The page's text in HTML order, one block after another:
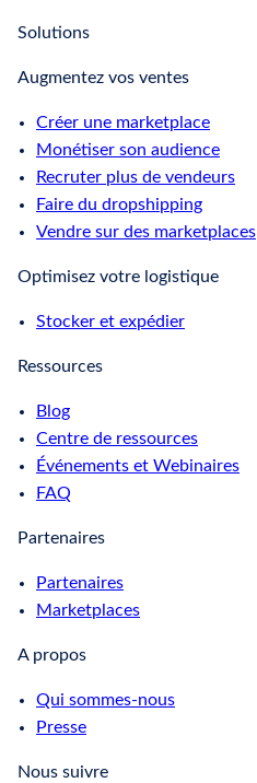
Solutions
Augmentez vos ventes
Créer une marketplace
Monétiser son audience
Recruter plus de vendeurs
Faire du dropshipping
Vendre sur des marketplaces
Optimisez votre logistique
Stocker et expédier
Ressources
Blog
Centre de ressources
Événements et Webinaires
FAQ
Partenaires
Partenaires
Marketplaces
A propos
Qui sommes-nous
Presse
Nous suivre